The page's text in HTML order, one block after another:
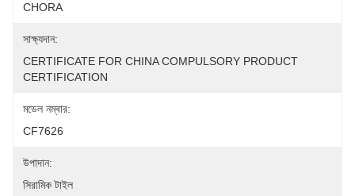
CHORA
সাক্ষ্যদান:
CERTIFICATE FOR CHINA COMPULSORY PRODUCT
CERTIFICATION
মডেল নম্বার:
CF7626
উপাদান:
সিরামিক টাইল